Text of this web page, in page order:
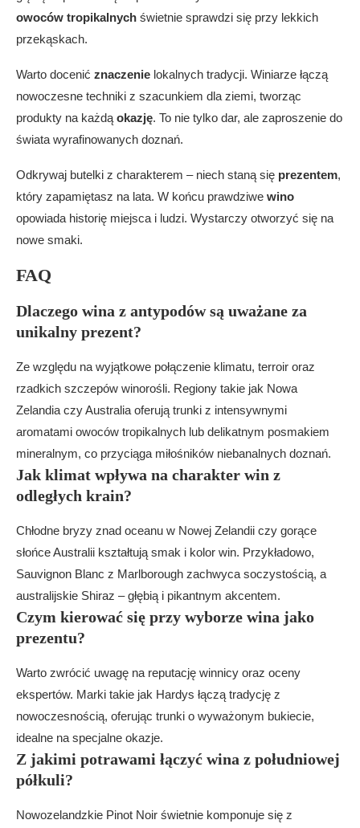
owoców tropikalnych świetnie sprawdzi się przy lekkich
przekąskach.
Warto docenić znaczenie lokalnych tradycji. Winiarze łączą
nowoczesne techniki z szacunkiem dla ziemi, tworząc
produkty na każdą okazję. To nie tylko dar, ale zaproszenie do
świata wyrafinowanych doznań.
Odkrywaj butelki z charakterem – niech staną się prezentem,
który zapamiętasz na lata. W końcu prawdziwe wino
opowiada historię miejsca i ludzi. Wystarczy otworzyć się na
nowe smaki.
FAQ
Dlaczego wina z antypodów są uważane za
unikalny prezent?
Ze względu na wyjątkowe połączenie klimatu, terroir oraz
rzadkich szczepów winorośli. Regiony takie jak Nowa
Zelandia czy Australia oferują trunki z intensywnymi
aromatami owoców tropikalnych lub delikatnym posmakiem
mineralnym, co przyciąga miłośników niebanalnych doznań.
Jak klimat wpływa na charakter win z
odległych krain?
Chłodne bryzy znad oceanu w Nowej Zelandii czy gorące
słońce Australii kształtują smak i kolor win. Przykładowo,
Sauvignon Blanc z Marlborough zachwyca soczystością, a
australijskie Shiraz – głębią i pikantnym akcentem.
Czym kierować się przy wyborze wina jako
prezentu?
Warto zwrócić uwagę na reputację winnicy oraz oceny
ekspertów. Marki takie jak Hardys łączą tradycję z
nowoczesnością, oferując trunki o wyważonym bukiecie,
idealne na specjalne okazje.
Z jakimi potrawami łączyć wina z południowej
półkuli?
Nowozelandzkie Pinot Noir świetnie komponuje się z